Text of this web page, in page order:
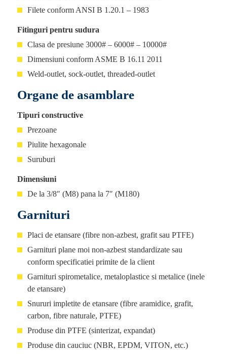
Filete conform ANSI B 1.20.1 – 1983
Fitinguri pentru sudura
Clasa de presiune 3000# – 6000# – 10000#
Dimensiuni conform ASME B 16.11 2011
Weld-outlet, sock-outlet, threaded-outlet
Organe de asamblare
Tipuri constructive
Prezoane
Piulite hexagonale
Suruburi
Dimensiuni
De la 3/8″ (M8) pana la 7″ (M180)
Garnituri
Placi de etansare (fibre non-azbest, grafit sau PTFE)
Garnituri plane moi non-azbest standardizate sau
conform specificatiei primite de la client
Garnituri spirometalice, metaloplastice si metalice (inele
de etansare)
Snururi impletite de etansare (fibre aramidice, grafit,
carbon, fibre naturale, PTFE)
Produse din PTFE (sinterizat, expandat)
Produse din cauciuc (NBR, EPDM, VITON, etc.)